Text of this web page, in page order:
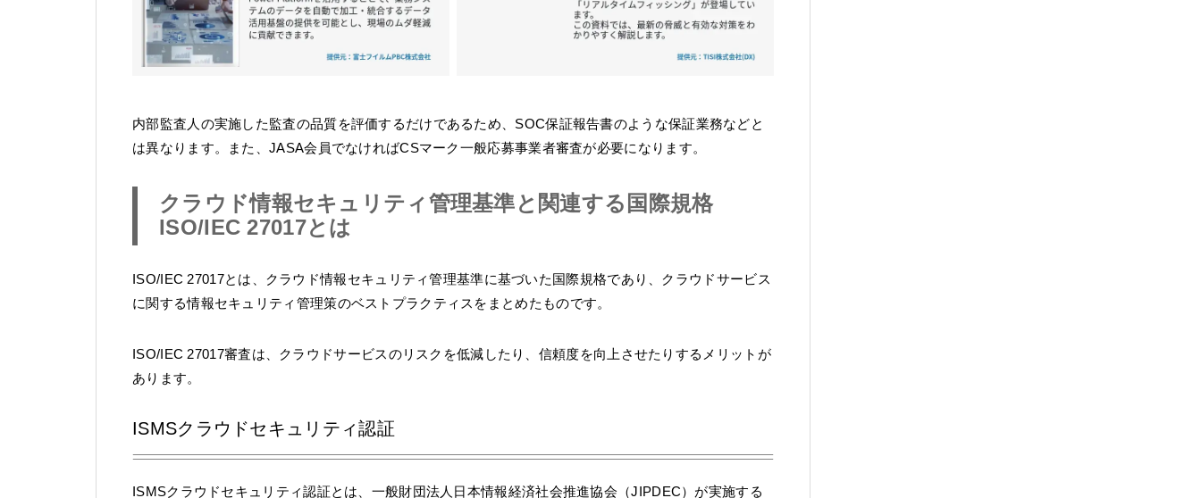
内部監査人の実施した監査の品質を評価するだけであるため、SOC保証報告書のような保証業務などと
は異なります。また、JASA会員でなければCSマーク一般応募事業者審査が必要になります。
クラウド情報セキュリティ管理基準と関連する国際規格
ISO/IEC 27017とは
ISO/IEC 27017とは、クラウド情報セキュリティ管理基準に基づいた国際規格であり、クラウドサービス
に関する情報セキュリティ管理策のベストプラクティスをまとめたものです。
ISO/IEC 27017審査は、クラウドサービスのリスクを低減したり、信頼度を向上させたりするメリットが
あります。
ISMSクラウドセキュリティ認証
ISMSクラウドセキュリティ認証とは、一般財団法人日本情報経済社会推進協会（JIPDEC）が実施する